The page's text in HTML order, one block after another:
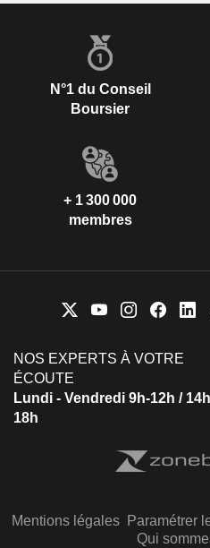
N°1 du Conseil
Boursier
+ 1 300 000
membres
NOS EXPERTS À VOTRE
ÉCOUTE
Lundi - Vendredi 9h-12h /
18h
Mentions légales Paramétrer
Qui